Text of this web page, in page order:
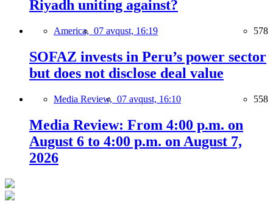
Riyadh uniting against?
America, 07 avqust, 16:19 578
SOFAZ invests in Peru’s power sector
but does not disclose deal value
Media Review, 07 avqust, 16:10 558
Media Review: From 4:00 p.m. on
August 6 to 4:00 p.m. on August 7,
2026